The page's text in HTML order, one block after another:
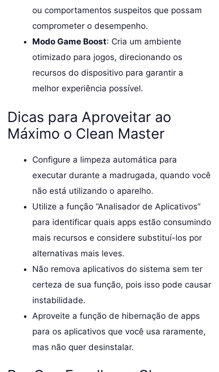
ou comportamentos suspeitos que possam
comprometer o desempenho.
Modo Game Boost: Cria um ambiente
otimizado para jogos, direcionando os
recursos do dispositivo para garantir a
melhor experiência possível.
Dicas para Aproveitar ao
Máximo o Clean Master
Configure a limpeza automática para
executar durante a madrugada, quando você
não está utilizando o aparelho.
Utilize a função “Analisador de Aplicativos”
para identificar quais apps estão consumindo
mais recursos e considere substituí-los por
alternativas mais leves.
Não remova aplicativos do sistema sem ter
certeza de sua função, pois isso pode causar
instabilidade.
Aproveite a função de hibernação de apps
para os aplicativos que você usa raramente,
mas não quer desinstalar.